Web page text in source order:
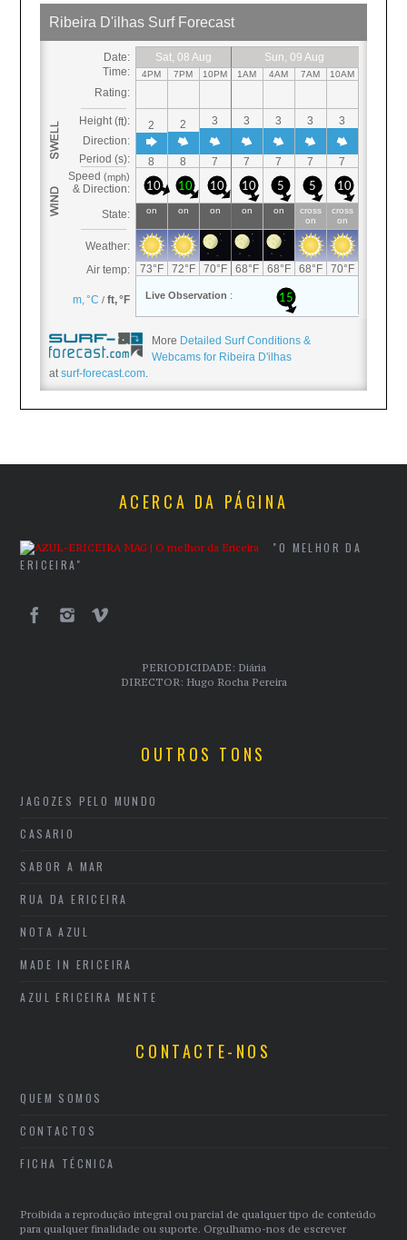
More Detailed Surf Conditions &
Webcams for Ribeira D'ilhas
atsurf-forecast.com.
ACERCA DA PÁGINA
"O MELHOR DA
ERICEIRA"
PERIODICIDADE: Diária
DIRECTOR: Hugo Rocha Pereira
OUTROS TONS
JAGOZES PELO MUNDO
CASARIO
SABOR A MAR
RUA DA ERICEIRA
NOTA AZUL
MADE IN ERICEIRA
AZUL ERICEIRA MENTE
CONTACTE-NOS
QUEM SOMOS
CONTACTOS
FICHA TÉCNICA
Proibida a reprodução integral ou parcial de qualquer tipo de conteúdo
para qualquer finalidade ou suporte. Orgulhamo-nos de escrever